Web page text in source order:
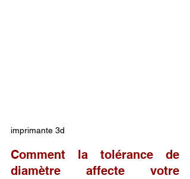
imprimante 3d
Comment la tolérance de
diamètre affecte votre